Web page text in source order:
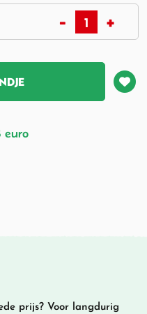
euro
prijs? Voor langdurig